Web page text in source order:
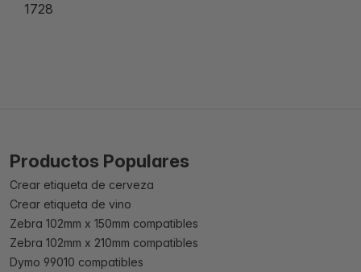
1728
Productos Populares
Crear etiqueta de cerveza
Crear etiqueta de vino
Zebra 102mm x 150mm compatibles
Zebra 102mm x 210mm compatibles
Dymo 99010 compatibles